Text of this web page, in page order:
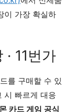
이 가장 확실하
11번가
를 구매할 수 있
시 빠르게 대응
카드 게임 공식